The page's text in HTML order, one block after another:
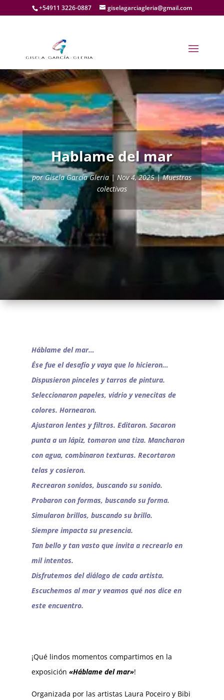
+54911 3226-0887 giselagarciagleria@gmail.com
Hablame del mar
porGisela García Gleria |Nov 4, 2025|Muestras
colectivas
Háblame del mar…
Ése fue el desafío y vaya que lo hicieron…
Dispusieron pinceles y tarros de pintura.
Seleccionaron papeles, vidrio y venecitas de
colores. Hornearon.
Ajustaron lentes y filtros. Editaron. Sacaron
punta a un lápiz, tomaron una tiza. Mancharon
con agua, combinaron texturas. Recortaron
telas y cosieron.
Recrearon sonidos, buscando su sonido.
Probaron con formas, buscando su forma.
Simularon brillos, buscando su brillo.
Siempre impacta su presencia.
Tan bello y tan vasto que invita a recrearlo en
mil intentos.
Disfrutemos del diálogo de cada artista.
Escuchemos al mar y veamos qué nos dice en
este encuentro.
¡Qué lindos momentos compartimos en la
exposición «Háblame del mar»!
Organizada por las artistas Laura Poceiro y Bibi